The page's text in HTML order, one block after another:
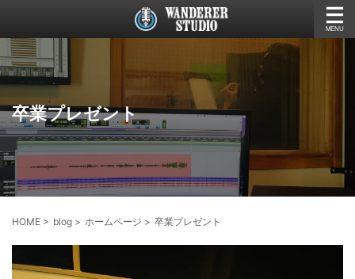
卒業プレゼント
HOME > blog > ホームページ > 卒業プレゼント